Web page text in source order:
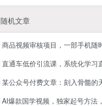
随机文章
商品视频审核项目，一部手机随时随地都可以做，20秒钟完成一单，单日收
直通车低价引流课，系统化学习直通车
某公众号付费文章：刻入骨髓的天机: 警告，本文向你揭露了 “普通人的翻身
AI爆款国学视频，独家起号方法，小白直接上手，当天可见收益，单号日收入5张